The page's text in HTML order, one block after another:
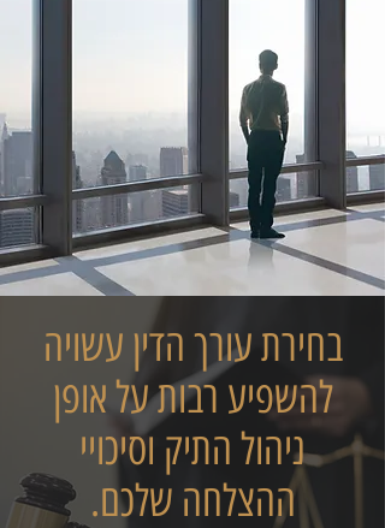
בחירת עורך הדין עשויה
להשפיע רבות על אופן
ניהול התיק וסיכויי
ההצלחה שלכם.